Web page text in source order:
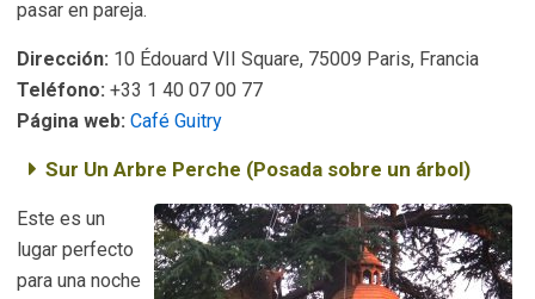
pasar en pareja.
Dirección: 10 Édouard VII Square, 75009 Paris, Francia
Teléfono: +33 1 40 07 00 77
Página web: Café Guitry
Sur Un Arbre Perche (Posada sobre un árbol)
Este es un
lugar perfecto
para una noche